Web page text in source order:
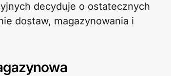
decyduje o ostatecznych
dostaw, magazynowania i